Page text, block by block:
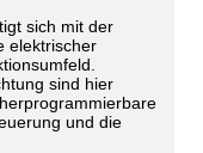
sich mit der
elektrischer
sind hier
und die